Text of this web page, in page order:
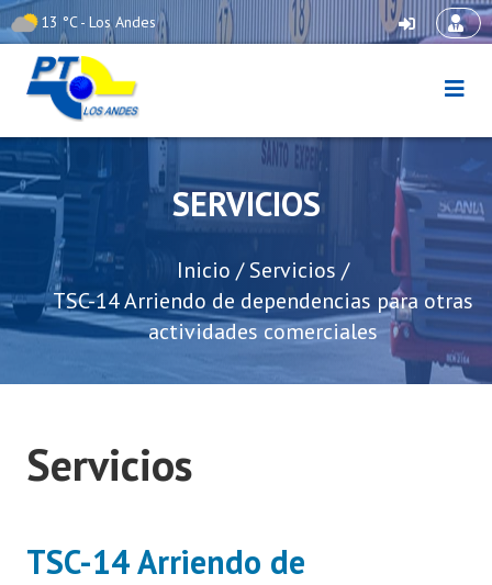
Skip
to
content
-2 °C - Los
Libertadores
Puerto Terrestre Los
Andes
SERVICIOS
Inicio / Servicios /
TSC-14 Arriendo de dependencias para otras
actividades comerciales
Servicios
TSC-14 Arriendo de